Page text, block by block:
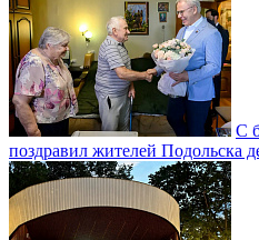
С
поздравил жителей Подольска